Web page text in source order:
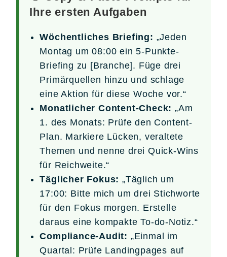
Ihre ersten Aufgaben
Wöchentliches Briefing: „Jeden
Montag um 08:00 ein 5-Punkte-
Briefing zu [Branche]. Füge drei
Primärquellen hinzu und schlage
eine Aktion für diese Woche vor.“
Monatlicher Content-Check: „Am
1. des Monats: Prüfe den Content-
Plan. Markiere Lücken, veraltete
Themen und nenne drei Quick-Wins
für Reichweite.“
Täglicher Fokus: „Täglich um
17:00: Bitte mich um drei Stichworte
für den Fokus morgen. Erstelle
daraus eine kompakte To-do-Notiz.“
Compliance-Audit: „Einmal im
Quartal: Prüfe Landingpages auf